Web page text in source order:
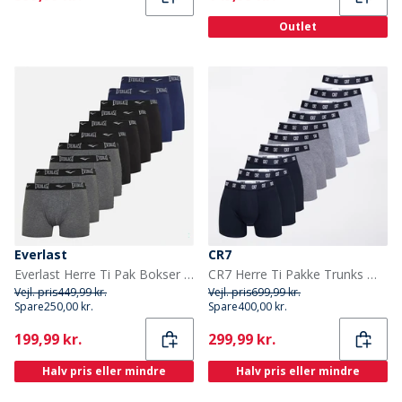
Outlet
Everlast
Everlast Herre Ti Pak Bokser Sort Multi
Vejl. pris449,99 kr.
Spare250,00 kr.
Current
199,99 kr.
Halv pris eller mindre
CR7
CR7 Herre Ti Pakke Trunks Multicolour
Vejl. pris699,99 kr.
Spare400,00 kr.
Current
299,99 kr.
Halv pris eller mindre